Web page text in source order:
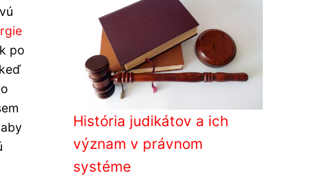
po
História judikátov a ich
význam v právnom
systéme